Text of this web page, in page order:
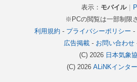
表示： モバイル｜
※PCの閲覧は一部制限
利用規約 - プライバシーポリシー -
広告掲載- お問い合わせ
(C) 2026 日本気象
(C) 2026 ALiNKインタ